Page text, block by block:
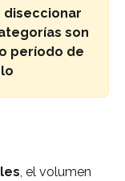
diseccionar
son
período de
, el volumen